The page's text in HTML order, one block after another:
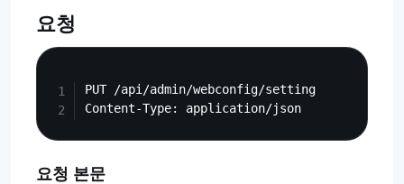
요청
PUT /api/admin/webconfig/setting
요청 본문